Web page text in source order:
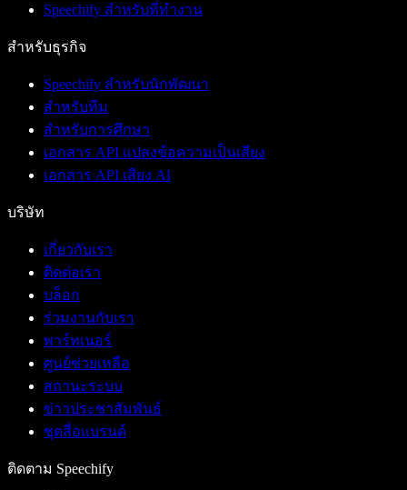
Speechify สำหรับที่ทำงาน
สำหรับธุรกิจ
Speechify สำหรับนักพัฒนา
สำหรับทีม
สำหรับการศึกษา
เอกสาร API แปลงข้อความเป็นเสียง
เอกสาร API เสียง AI
บริษัท
เกี่ยวกับเรา
ติดต่อเรา
บล็อก
ร่วมงานกับเรา
พาร์ทเนอร์
ศูนย์ช่วยเหลือ
สถานะระบบ
ข่าวประชาสัมพันธ์
ชุดสื่อแบรนด์
ติดตาม Speechify